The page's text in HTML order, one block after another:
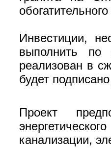
Инвестиции,
выполнить по
реализован в
будет
Проект
канализации,